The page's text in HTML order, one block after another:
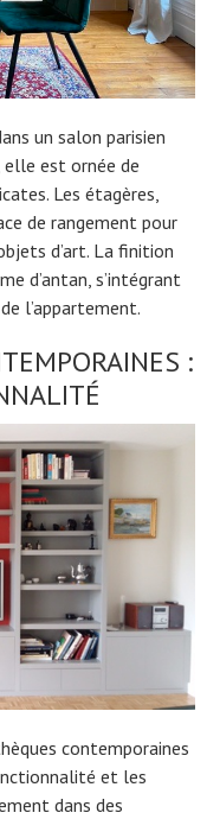
un salon parisien
elle est ornée de
Les étagères,
de rangement pour
d’art. La finition
d’antan, s’intégrant
l’appartement.
:
contemporaines
et les
dans des